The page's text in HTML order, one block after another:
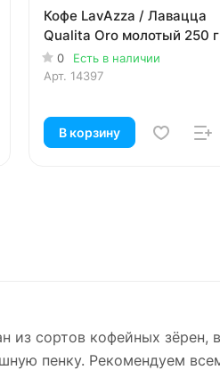
Кофе LavAzza / Лавацца
Qualita Oro молотый 250
0
Есть в наличии
Арт. 14397
В корзину
из сортов кофейных
пенку. Рекомендуем